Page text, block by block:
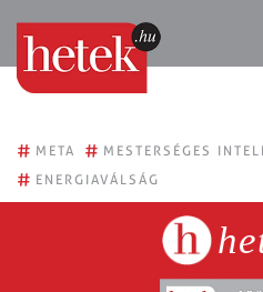
# META # MESTERSÉGES
# ENERGIAVÁLSÁG